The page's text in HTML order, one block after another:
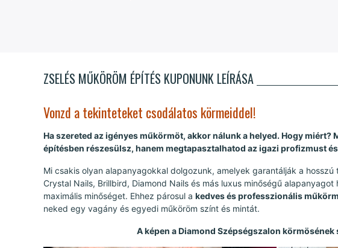
ZSELÉS MŰKÖRÖM ÉPÍTÉS KUPONUNK LEÍRÁSA
Vonzd a tekinteteket csodálatos körmeiddel!
Ha szereted az igényes műkörmöt, akkor nálunk a helyed. Hogy miért?
építésben részesülsz, hanem megtapasztalhatod az igazi profizmust
Mi csakis olyan alapanyagokkal dolgozunk, amelyek garantálják a
Crystal Nails, Brillbird, Diamond Nails és más luxus minőségű
maximális minőséget. Ehhez párosul a kedves és professzionális
neked egy vagány és egyedi műköröm színt és mintát.
A képen a Diamond Szépségszalon